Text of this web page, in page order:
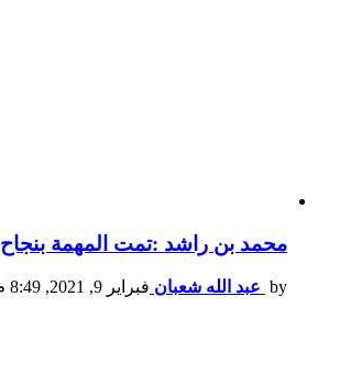
محمد بن راشد :تمت المهمة بنجاح
by عبد الله شعبان فبراير 9, 2021, 8:49 م